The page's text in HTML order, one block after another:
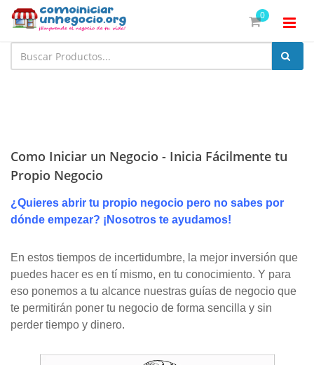
0
Como Iniciar un Negocio - Inicia Fácilmente tu
Propio Negocio
¿Quieres abrir tu propio negocio pero no sabes por
dónde empezar? ¡Nosotros te ayudamos!
En estos tiempos de incertidumbre, la mejor inversión que
puedes hacer es en tí mismo, en tu conocimiento. Y para
eso ponemos a tu alcance nuestras guías de negocio que
te permitirán poner tu negocio de forma sencilla y sin
perder tiempo y dinero.